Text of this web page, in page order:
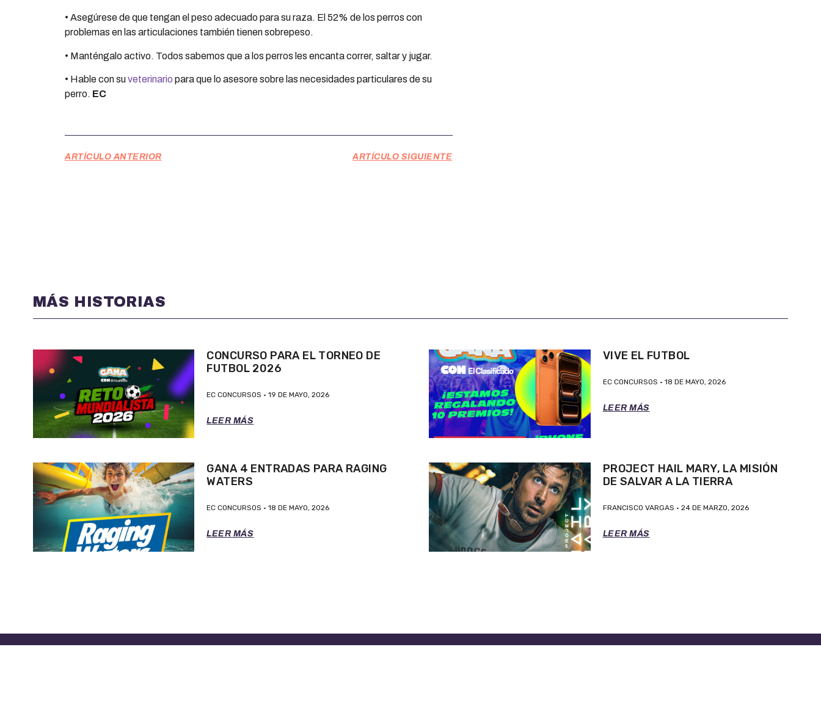
• Asegúrese de que tengan el peso adecuado para su raza. El 52% de los perros con
problemas en las articulaciones también tienen sobrepeso.
• Manténgalo activo. Todos sabemos que a los perros les encanta correr, saltar y jugar.
• Hable con suveterinario para que lo asesore sobre las necesidades particulares de su
perro. EC
ARTÍCULO ANTERIOR ARTÍCULO SIGUIENTE
MÁS HISTORIAS
CONCURSO PARA EL TORNEO DE
FUTBOL 2026
EC CONCURSOS 19 DE MAYO, 2026
LEER MÁS
VIVE EL FUTBOL
EC CONCURSOS 18 DE MAYO, 2026
LEER MÁS
GANA 4 ENTRADAS PARA RAGING
WATERS
EC CONCURSOS 18 DE MAYO, 2026
LEER MÁS
PROJECT HAIL MARY, LA MISIÓN
DE SALVAR A LA TIERRA
FRANCISCO VARGAS 24 DE MARZO, 2026
LEER MÁS